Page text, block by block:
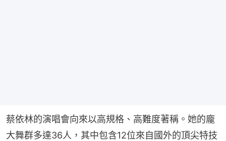
蔡依林的演唱會向來以高規格、高難度著稱。她的龐
大舞群多達36人，其中包含12位來自國外的頂尖特技